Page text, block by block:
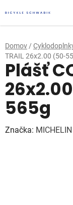
na
obsah
Domov /
TRAIL 26x2.00 (50-
Plášť
565g
Značka: MICHELIN